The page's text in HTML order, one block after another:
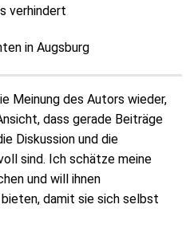
verhindert
in Augsburg
Meinung des Autors wieder,
dass gerade Beiträge
Diskussion und die
sind. Ich schätze meine
und will ihnen
damit sie sich selbst